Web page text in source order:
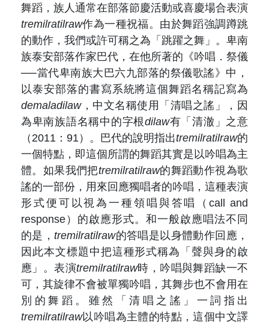
舞蹈，族人通常在部落節慶活動或喜慶場合表演
tremilratilraw作為一種祝福。由於舞蹈強調蹲跳
的動作，我們或許可稱之為「跳躍之舞」。卑南
族泰安部落作家巴代，在他所著的《吟唱．祭儀
──當代卑南族大巴六九部落的祭儀歌謠》中，
以泰安部落的書寫系統將這個舞蹈名稱記寫為
demaladilaw，中文名稱使用「清唱之謠」，因
為卑南族語名稱中的字根dilaw有「清澈」之意
（2011：91）。巴代的說明指出tremilratilraw的
一個特點，即這個所謂的舞蹈其實是以吟唱為主
體。如果我們把tremilratilraw的舞蹈動作視為歌
謠的一部份，用來回應獨唱者的吟唱，這種表演
形式便可以視為一種領唱與答唱（call and
response）的啟應形式。和一般啟應唱法不同
的是，tremilratilraw的答唱是以身體動作回應，
因此本文標題中把這種形式稱為「聲與身的啟
應」。表演tremilratilraw時，吟唱與舞蹈缺一不
可，其旋律不會被單獨吟唱，其舞步也不會用在
別的舞蹈。雖然「清唱之謠」一詞指出
tremilratilraw以吟唱為主體的特點，這個中文譯